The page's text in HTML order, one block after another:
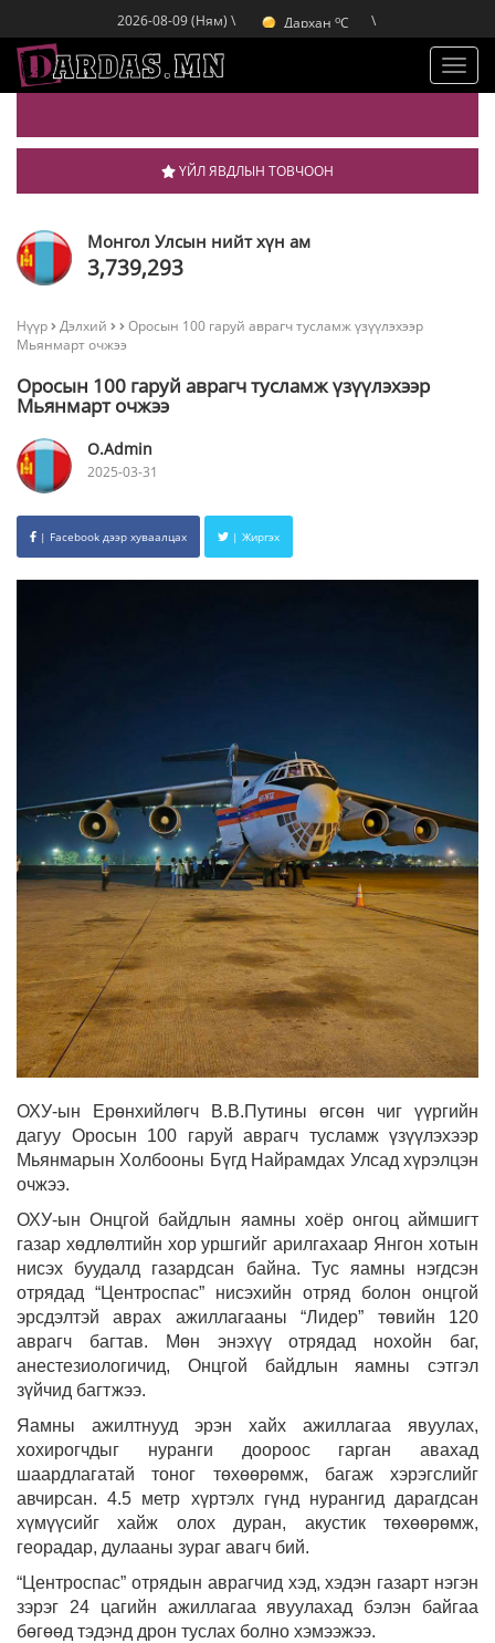
2026-08-09 (Ням) \
Дархан oC
Эрдэнэт C
\
ҮЙЛ ЯВДЛЫН ТОВЧООН
Монгол Улсын нийт хүн ам
3,739,293
Нүүр Дэлхий
Оросын 100 гаруй аврагч тусламж үзүүлэхээр
Мьянмарт очжээ
Оросын 100 гаруй аврагч тусламж үзүүлэхээр
Мьянмарт очжээ
O.Admin
2025-03-31
| Facebook дээр хуваалцах | Жиргэх
ОХУ-ын Ерөнхийлөгч В.В.Путины өгсөн чиг үүргийн
дагуу Оросын 100 гаруй аврагч тусламж үзүүлэхээр
Мьянмарын Холбооны Бүгд Найрамдах Улсад хүрэлцэн
очжээ.
ОХУ-ын Онцгой байдлын яамны хоёр онгоц аймшигт
газар хөдлөлтийн хор уршгийг арилгахаар Янгон хотын
нисэх буудалд газардсан байна. Тус яамны нэгдсэн
отрядад “Центроспас” нисэхийн отряд болон онцгой
эрсдэлтэй аврах ажиллагааны “Лидер” төвийн 120
аврагч багтав. Мөн энэхүү отрядад нохойн баг,
анестезиологичид, Онцгой байдлын яамны сэтгэл
зүйчид багтжээ.
Яамны ажилтнууд эрэн хайх ажиллагаа явуулах,
хохирогчдыг нуранги доороос гарган авахад
шаардлагатай тоног төхөөрөмж, багаж хэрэгслийг
авчирсан. 4.5 метр хүртэлх гүнд нурангид дарагдсан
хүмүүсийг хайж олох дуран, акустик төхөөрөмж,
георадар, дулааны зураг авагч бий.
“Центроспас” отрядын аврагчид хэд, хэдэн газарт нэгэн
зэрэг 24 цагийн ажиллагаа явуулахад бэлэн байгаа
бөгөөд тэдэнд дрон туслах болно хэмээжээ.